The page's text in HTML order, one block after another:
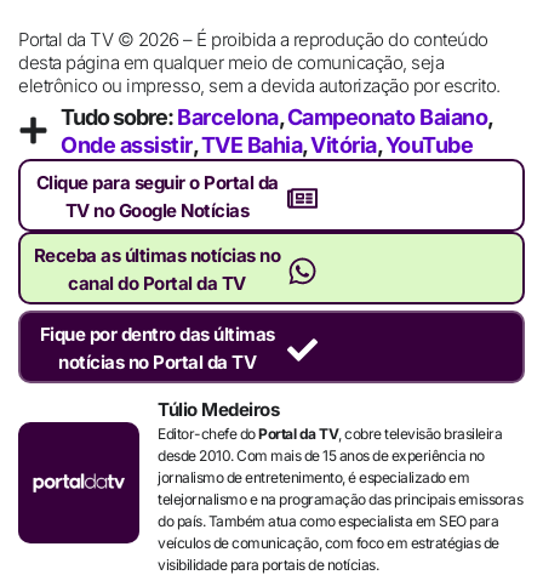
Portal da TV © 2026 – É proibida a reprodução do conteúdo
desta página em qualquer meio de comunicação, seja
eletrônico ou impresso, sem a devida autorização por escrito.
Tudo sobre:Barcelona,Campeonato Baiano,
Onde assistir,TVE Bahia,Vitória,YouTube
Clique para seguir o Portal da
TV no Google Notícias
Receba as últimas notícias no
canal do Portal da TV
Fique por dentro das últimas
notícias no Portal da TV
Túlio Medeiros
Editor-chefe doPortal da TV, cobre televisão brasileira
desde 2010. Com mais de 15 anos de experiência no
jornalismo de entretenimento, é especializado em
telejornalismo e na programação das principais emissoras
do país. Também atua como especialista em SEO para
veículos de comunicação, com foco em estratégias de
visibilidade para portais de notícias.